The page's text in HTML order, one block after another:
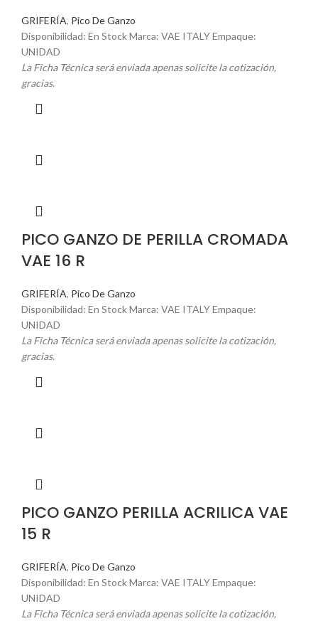
GRIFERÍA, Pico De Ganzo
Disponibilidad: En Stock Marca: VAE ITALY Empaque:
UNIDAD
La Ficha Técnica será enviada apenas solicite la cotización,
gracias.
PICO GANZO DE PERILLA CROMADA
VAE 16 R
GRIFERÍA, Pico De Ganzo
Disponibilidad: En Stock Marca: VAE ITALY Empaque:
UNIDAD
La Ficha Técnica será enviada apenas solicite la cotización,
gracias.
PICO GANZO PERILLA ACRILICA VAE
15 R
GRIFERÍA, Pico De Ganzo
Disponibilidad: En Stock Marca: VAE ITALY Empaque:
UNIDAD
La Ficha Técnica será enviada apenas solicite la cotización,